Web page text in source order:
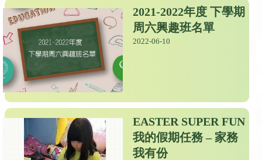
2021-2022年度 下學期
周六興趣班名單
2022-06-10
EASTER SUPER FUN
我的假期任務 – 家務
我有份